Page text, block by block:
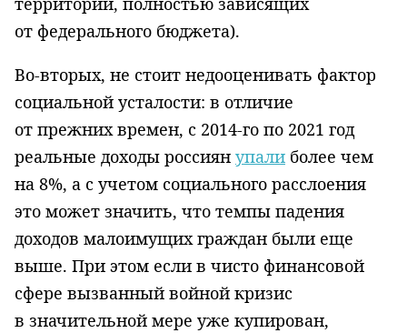
от федерального бюджета).
Во-вторых, не стоит недооценивать фактор
социальной усталости: в отличие
от прежних времен, с 2014-го по 2021 год
реальные доходы россиян упали более чем
на 8%, а с учетом социального расслоения
это может значить, что темпы падения
доходов малоимущих граждан были еще
выше. При этом если в чисто финансовой
сфере вызванный войной кризис
в значительной мере уже купирован,